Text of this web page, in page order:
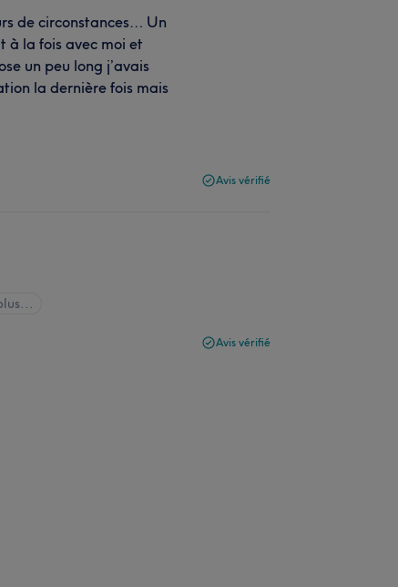
de circonstances… Un
à la fois avec moi et
un peu long j’avais
la dernière fois mais
Avis vérifié
Avis vérifié